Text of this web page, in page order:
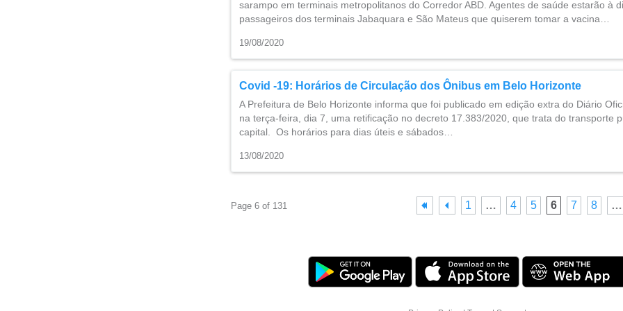
sarampo em terminais metropolitanos do Corredor ABD. Agentes de saúde estarão à
passageiros dos terminais Jabaquara e São Mateus que quiserem tomar a vacina…
19/08/2020
Covid -19: Horários de Circulação dos Ônibus em Belo Horizonte
A Prefeitura de Belo Horizonte informa que foi publicado em edição extra do Diário
na terça-feira, dia 7, uma retificação no decreto 17.383/2020, que trata do transporte
capital. Os horários para dias úteis e sábados…
13/08/2020
Page 6 of 131 1 … 4 5 6 7 8 …